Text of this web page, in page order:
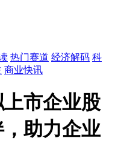
热门赛道 经济解码 科
商业快讯
市企业股
助力企业